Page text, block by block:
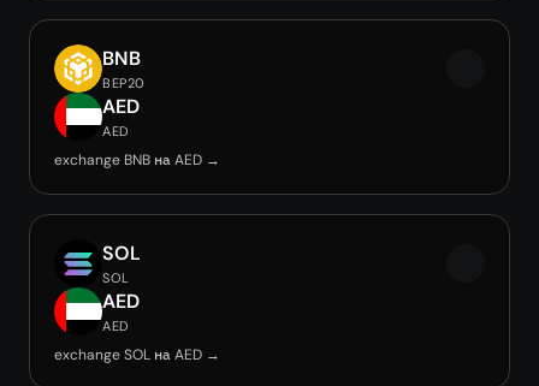
BNB
BEP20
AED
AED
exchange BNB на AED →
SOL
SOL
AED
AED
exchange SOL на AED →